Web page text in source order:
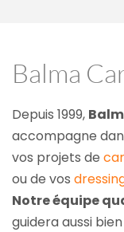
Balma
Depuis 1999,
accompagne
vos projets de
ou de vos
Notre équipe
guidera aussi